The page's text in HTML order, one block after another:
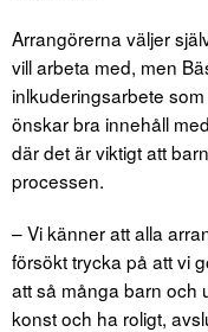
Arrangörerna väljer
vill arbeta med, men
inlkuderingsarbete
önskar bra innehåll
där det är viktigt att
processen.
– Vi känner att alla
försökt trycka på att vi
att så många barn och
konst och ha roligt,